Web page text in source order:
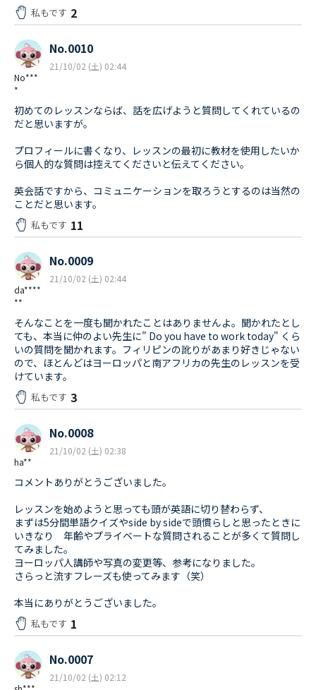
私もです 2
No***
*
No.0010
21/10/02 (土) 02:44
初めてのレッスンならば、話を広げようと質問してくれているの
だと思いますが。
プロフィールに書くなり、レッスンの最初に教材を使用したいか
ら個人的な質問は控えてくださいと伝えてください。
英会話ですから、コミュニケーションを取ろうとするのは当然の
ことだと思います。
私もです 11
da****
**
No.0009
21/10/02 (土) 02:44
そんなことを一度も聞かれたことはありませんよ。聞かれたとし
ても、本当に仲のよい先生に" Do you have to work today" くら
いの質問を聞かれます。フィリピンの訛りがあまり好きじゃない
ので、ほとんどはヨーロッパと南アフリカの先生のレッスンを受
けています。
私もです 3
ha**
No.0008
21/10/02 (土) 02:38
コメントありがとうございました。
レッスンを始めようと思っても頭が英語に切り替わらず、
まずは5分間単語クイズやside by sideで頭慣らしと思ったときに
いきなり 年齢やプライベートな質問されることが多くて質問し
てみました。
ヨーロッパ人講師や写真の変更等、参考になりました。
さらっと流すフレーズも使ってみます（笑）
本当にありがとうございました。
私もです 1
No.0007
21/10/02 (土) 02:12